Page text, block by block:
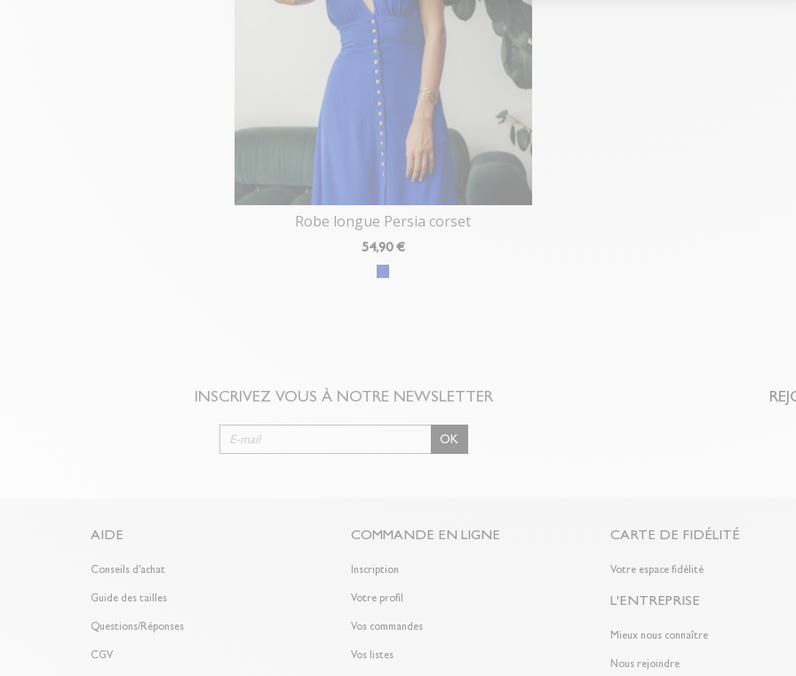
Robe longue Persia corset
54,90 €
INSCRIVEZ VOUS À NOTRE NEWSLETTER
OK
AIDE
Conseils d'achat
Guide des tailles
Questions/Réponses
CGV
COMMANDE EN LIGNE
Inscription
Votre profil
Vos commandes
Vos listes
CARTE DE FIDÉLITÉ
Votre espace fidélité
L'ENTREPRISE
Mieux nous connaître
Nous rejoindre